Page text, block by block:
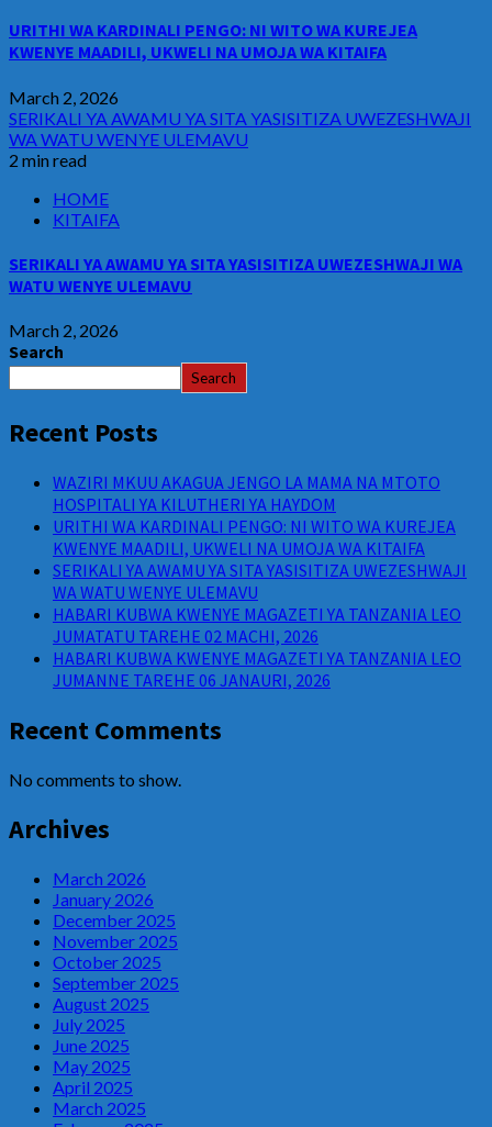
URITHI WA KARDINALI PENGO: NI WITO WA KUREJEA
KWENYE MAADILI, UKWELI NA UMOJA WA KITAIFA
March 2, 2026
SERIKALI YA AWAMU YA SITA YASISITIZA UWEZESHWAJI
WA WATU WENYE ULEMAVU
2 min read
HOME
KITAIFA
SERIKALI YA AWAMU YA SITA YASISITIZA UWEZESHWAJI WA
WATU WENYE ULEMAVU
March 2, 2026
Search
Search
Recent Posts
WAZIRI MKUU AKAGUA JENGO LA MAMA NA MTOTO
HOSPITALI YA KILUTHERI YA HAYDOM
URITHI WA KARDINALI PENGO: NI WITO WA KUREJEA
KWENYE MAADILI, UKWELI NA UMOJA WA KITAIFA
SERIKALI YA AWAMU YA SITA YASISITIZA UWEZESHWAJI
WA WATU WENYE ULEMAVU
HABARI KUBWA KWENYE MAGAZETI YA TANZANIA LEO
JUMATATU TAREHE 02 MACHI, 2026
HABARI KUBWA KWENYE MAGAZETI YA TANZANIA LEO
JUMANNE TAREHE 06 JANAURI, 2026
Recent Comments
No comments to show.
Archives
March 2026
January 2026
December 2025
November 2025
October 2025
September 2025
August 2025
July 2025
June 2025
May 2025
April 2025
March 2025